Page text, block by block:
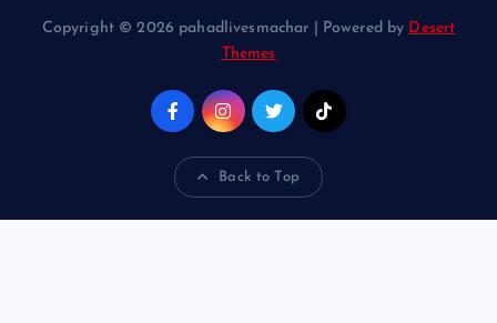
Copyright © 2026 pahadlivesmachar | Powered by Desert
Themes
Back to Top